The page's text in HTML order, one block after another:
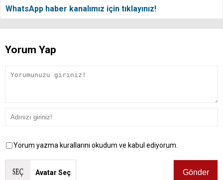
WhatsApp haber kanalımız için tıklayınız!
Yorum Yap
Yorum yazma kurallarını okudum ve kabul ediyorum.
Avatar Seç